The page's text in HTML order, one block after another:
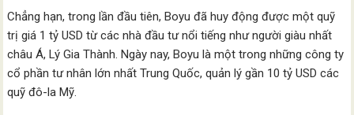
Chẳng hạn, trong lần đầu tiên, Boyu đã huy động được một quỹ
trị giá 1 tỷ USD từ các nhà đầu tư nổi tiếng như người giàu nhất
châu Á, Lý Gia Thành. Ngày nay, Boyu là một trong những công ty
cổ phần tư nhân lớn nhất Trung Quốc, quản lý gần 10 tỷ USD các
quỹ đô-la Mỹ.